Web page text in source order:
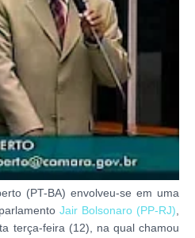
(PT-BA) envolveu-se em uma
Jair Bolsonaro (PP-RJ),
terça-feira (12), na qual chamou